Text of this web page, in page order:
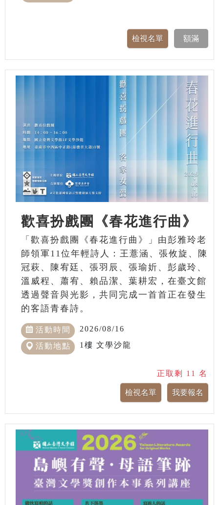
歡喜扮戲團《春花進行曲》
「歡喜扮戲團《春花進行曲》」由彭雅玲老
師領軍11位年輕詩人：王薏涵、張攸旋、陳
冠萩、陳宥廷、張羽辰、張瑜妡、彭歲玲、
溫威程、蕭宥、賴品潔、葉耕宏，在臺文館
透過聲音與光影，共同完成一首首正在發生
的客語青春詩。
活動時間 2026/08/16
活動地點 1樓 文學沙龍
正取剩 11 名